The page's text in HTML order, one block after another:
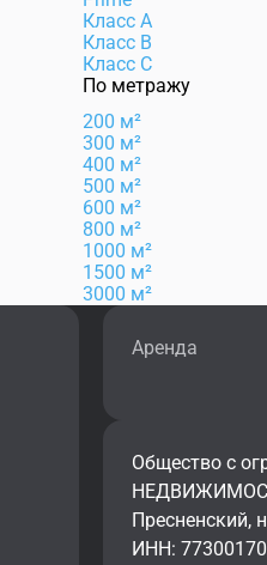
Класс А
Класс B
Класс C
По метражу
200 м²
300 м²
400 м²
500 м²
600 м²
800 м²
1000 м²
1500 м²
3000 м²
Аренда
Общество с
Пресненский,
ИНН: